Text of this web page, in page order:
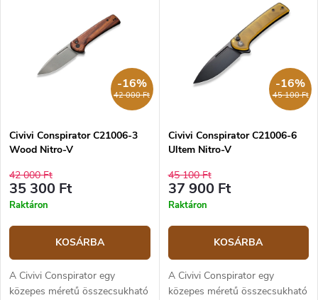
42 000 Ft
-16%
Civivi Conspirator C21006-3
Wood Nitro-V
42 000 Ft
35 300 Ft
Raktáron
KOSÁRBA
A Civivi Conspirator egy
közepes méretű összecsukható
45 100 Ft
-16%
Civivi Conspirator C21006-6
Ultem Nitro-V
45 100 Ft
37 900 Ft
Raktáron
KOSÁRBA
A Civivi Conspirator egy
közepes méretű összecsukható